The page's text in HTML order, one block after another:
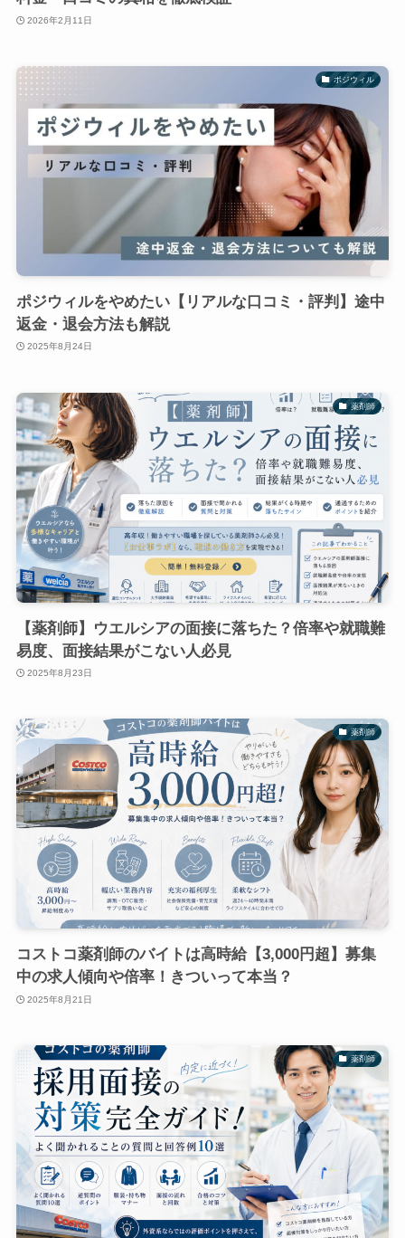
2026年2月11日
ポジウィル
ポジウィルをやめたい【リアルな口コミ・評判】途中
返金・退会方法も解説
2025年8月24日
薬剤師
【薬剤師】ウエルシアの面接に落ちた？倍率や就職難
易度、面接結果がこない人必見
2025年8月23日
薬剤師
コストコ薬剤師のバイトは高時給【3,000円超】募集
中の求人傾向や倍率！きついって本当？
2025年8月21日
薬剤師